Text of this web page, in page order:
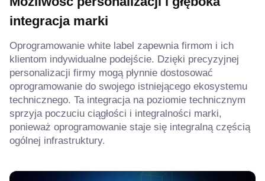
integracja marki
Oprogramowanie white label zapewnia firmom i ich
klientom indywidualne podejście. Dzięki precyzyjnej
personalizacji firmy mogą płynnie dostosować
oprogramowanie do swojego istniejącego ekosystemu
technicznego. Ta integracja na poziomie technicznym
sprzyja poczuciu ciągłości i integralności marki,
ponieważ oprogramowanie staje się integralną częścią
ogólnej infrastruktury.